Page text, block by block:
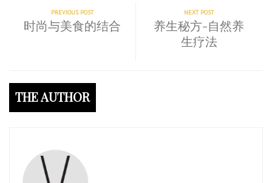
PREVIOUS POST
时尚与美食的结合
NEXT POST
养生秘方-自然养
生疗法
THE AUTHOR